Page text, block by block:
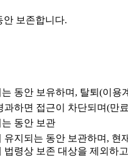
안 보존합니다.
동안 보유하며, 탈퇴(이
과하면 접근이 차단되며(만
동안 보관
유지되는 동안 보관하며, 현
법령상 보존 대상을 제외하